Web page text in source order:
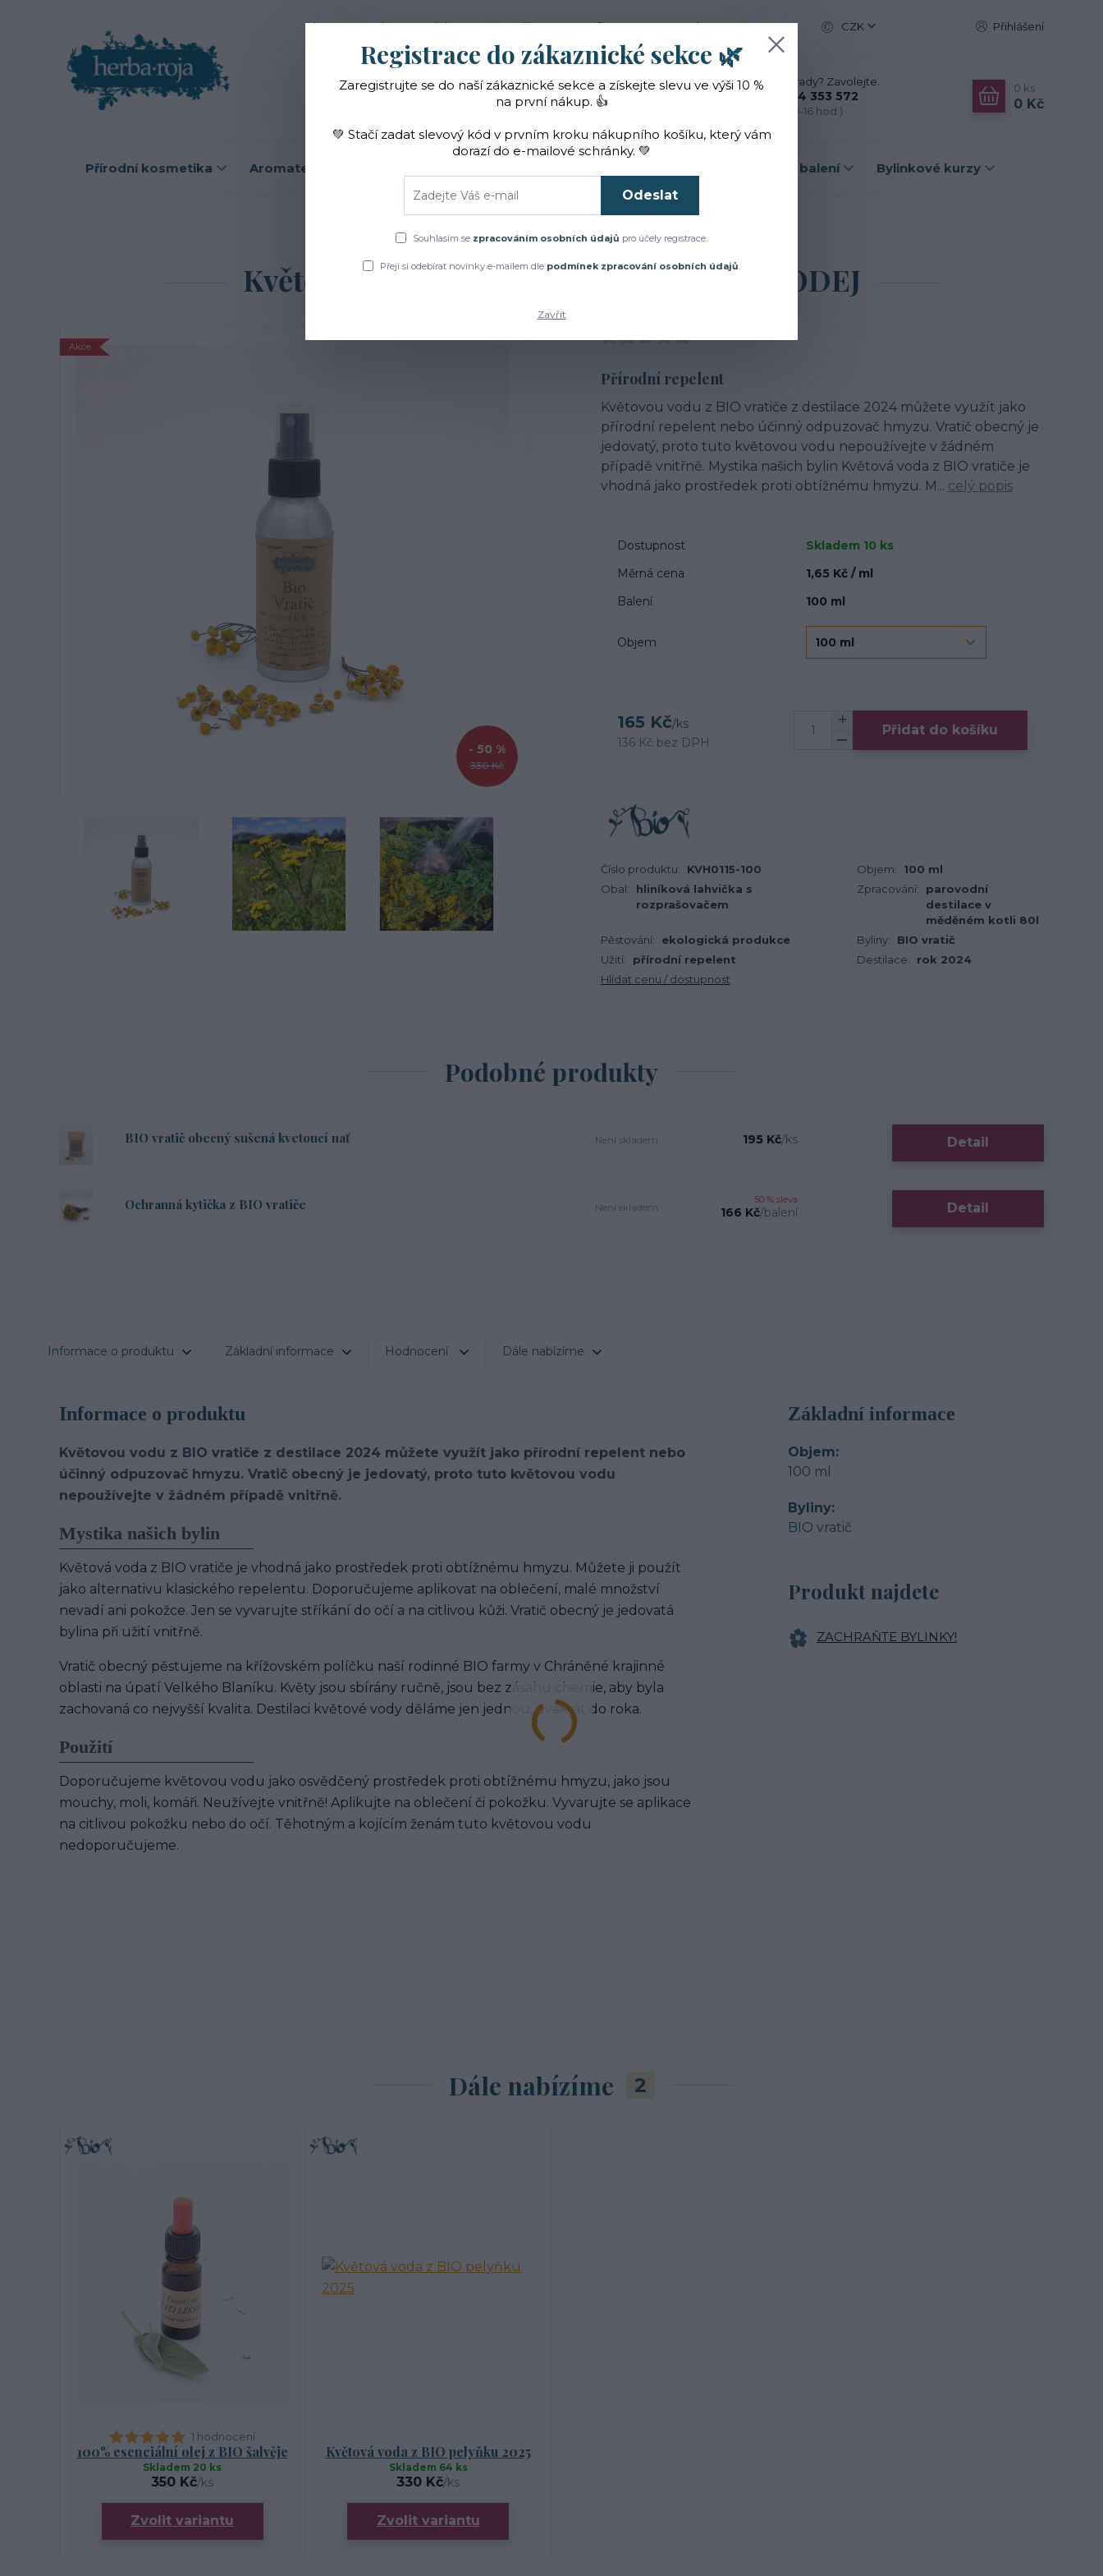
Blog O nás Novinky Vše o nákupu Reference Kontakt CZK Přihlášení
Hledat
Nevíte si rady? Zavolejte.
+420 774 353 572
(Po-Pá, 10-16 hod.)
0 ks
0 Kč
Přírodní kosmetika Aromaterapie Dárková balení Bylinkové kurzy
ZACHRAŇTE BYLINKY! Květová voda z BIO vratiče 100 ml VÝPRODEJ
Květová voda z BIO vratiče 100 ml VÝPRODEJ
Akce
330 Kč
- 50 %
Přírodní repelent
Květovou vodu z BIO vratiče z destilace 2024 můžete využít jako
přírodní repelent nebo účinný odpuzovač hmyzu. Vratič obecný je
jedovatý, proto tuto květovou vodu nepoužívejte v žádném
případě vnitřně. Mystika našich bylin Květová voda z BIO vratiče je
vhodná jako prostředek proti obtížnému hmyzu. M... celý popis
Dostupnost
Skladem 10 ks
Měrná cena
1,65 Kč / ml
Balení
100 ml
Objem
165 Kč/ks
136 Kč bez DPH
Přidat do košíku
Číslo produktu: KVH0115-100 Objem:
100 ml
Obal:
hliníková lahvička s
rozprašovačem
Zpracování:
parovodní
destilace v
měděném kotli 80l
Pěstování:
ekologická produkce Byliny:
BIO vratič
Užití:
přírodní repelent Destilace:
rok 2024
Hlídat cenu / dostupnost
Podobné produkty
BIO vratič obecný sušená kvetoucí nať 195 Kč/ks
Není skladem Detail
Ochranná kytička z BIO vratiče 50 % sleva
166 Kč/balení
Není skladem Detail
Informace o produktu Základní informace Hodnocení Dále nabízíme
Informace o produktu
Květovou vodu z BIO vratiče z destilace 2024 můžete využít jako přírodní repelent nebo
účinný odpuzovač hmyzu. Vratič obecný je jedovatý, proto tuto květovou vodu
nepoužívejte v žádném případě vnitřně.
Mystika našich bylin
Květová voda z BIO vratiče je vhodná jako prostředek proti obtížnému hmyzu. Můžete ji použít
jako alternativu klasického repelentu. Doporučujeme aplikovat na oblečení, malé množství
nevadí ani pokožce. Jen se vyvarujte stříkání do očí a na citlivou kůži. Vratič obecný je jedovatá
bylina při užití vnitřně.
Vratič obecný pěstujeme na křížovském políčku naší rodinné BIO farmy v Chráněné krajinné
oblasti na úpatí Velkého Blaníku. Květy jsou sbírány ručně, jsou bez zásahu chemie, aby byla
zachovaná co nejvyšší kvalita. Destilaci květové vody děláme jen jednou, dvakrát do roka.
Použití
Doporučujeme květovou vodu jako osvědčený prostředek proti obtížnému hmyzu, jako jsou
mouchy, moli, komáři. Neužívejte vnitřně! Aplikujte na oblečení či pokožku. Vyvarujte se aplikace
na citlivou pokožku nebo do očí. Těhotným a kojícím ženám tuto květovou vodu
nedoporučujeme.
Základní informace
Objem
100 ml
Byliny
BIO vratič
Produkt najdete
ZACHRAŇTE BYLINKY!
Dále nabízíme 2
1 hodnocení
100% esenciální olej z BIO šalvěje
350 Kč/ks
Skladem 20 ks
Zvolit variantu
Květová voda z BIO pelyňku 2025
330 Kč/ks
Skladem 64 ks
Zvolit variantu
Registrace do zákaznické sekce 🌿
Zaregistrujte se do naší zákaznické sekce a získejte slevu ve výši 10 %
na první nákup. 👍
💚 Stačí zadat slevový kód v prvním kroku nákupního košíku, který vám
dorazí do e-mailové schránky. 💚
Odeslat
Souhlasím se zpracováním osobních údajů pro účely registrace.
Přeji si odebírat novinky e-mailem dle podmínek zpracování osobních údajů.
Zavřít